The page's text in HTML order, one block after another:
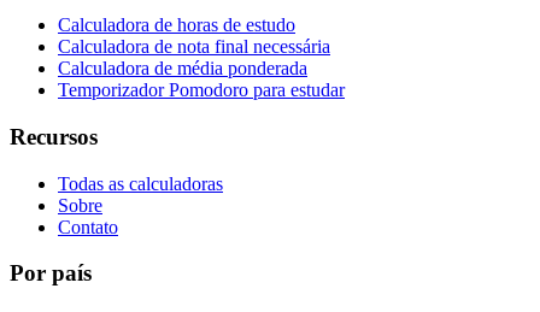
Calculadora de horas de estudo
Calculadora de nota final necessária
Calculadora de média ponderada
Temporizador Pomodoro para estudar
Recursos
Todas as calculadoras
Sobre
Contato
Por país